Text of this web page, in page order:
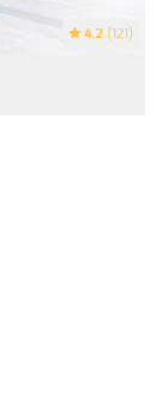
4.2 (121)